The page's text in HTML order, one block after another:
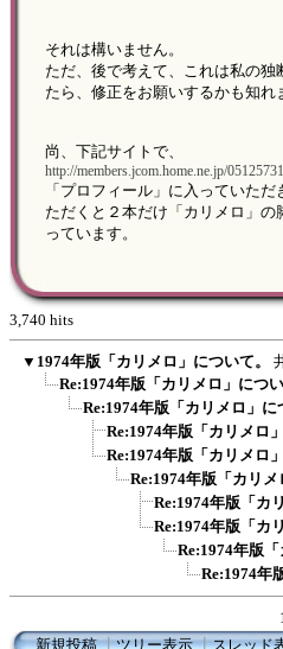
それは構いません。
ただ、後で考えて、これは私の
たら、修正をお願いするかも知れ
尚、下記サイトで、
http://members.jcom.home.ne.jp/
「プロフィール」に入っていた
ただくと２本だけ「カリメロ」
っています。
3,740 hits
▼ 1974年版「カリメロ」について。
Re:1974年版「カリメロ」につい
Re:1974年版「カリメロ」に
Re:1974年版「カリメロ
Re:1974年版「カリメロ
Re:1974年版「カリメ
Re:1974年版「カ
Re:1974年版「カ
Re:1974年版「
Re:1974年
新規投稿┃ツリー表示┃スレッド